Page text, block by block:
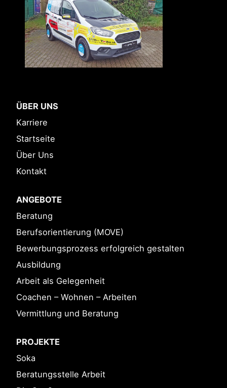
ÜBER UNS
Karriere
Startseite
Über Uns
Kontakt
ANGEBOTE
Beratung
Berufsorientierung (MOVE)
Bewerbungsprozess erfolgreich gestalten
Ausbildung
Arbeit als Gelegenheit
Coachen – Wohnen – Arbeiten
Vermittlung und Beratung
PROJEKTE
Soka
Beratungsstelle Arbeit